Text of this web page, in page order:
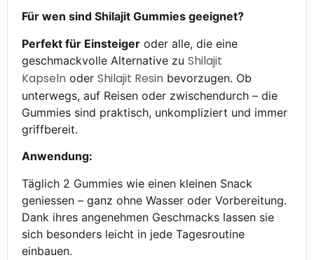
Für wen sind Shilajit Gummies geeignet?
Perfekt für Einsteiger oder alle, die eine
geschmackvolle Alternative zu Shilajit
Kapseln oder Shilajit Resin bevorzugen. Ob
unterwegs, auf Reisen oder zwischendurch – die
Gummies sind praktisch, unkompliziert und immer
griffbereit.
Anwendung:
Täglich 2 Gummies wie einen kleinen Snack
geniessen – ganz ohne Wasser oder Vorbereitung.
Dank ihres angenehmen Geschmacks lassen sie
sich besonders leicht in jede Tagesroutine
einbauen.